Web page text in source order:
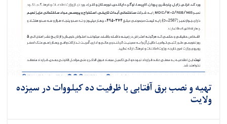
تهیه و نصب برق آفتابی با ظرفیت ده کیلووات در سیزده
ولایت